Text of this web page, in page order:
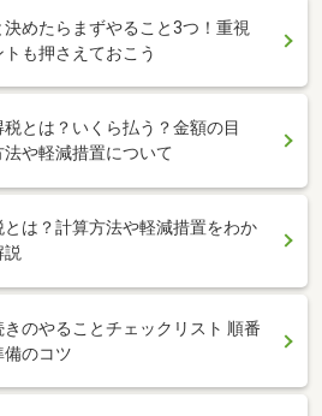
めたらまずやること3つ！重視
も押さえておこう
とは？いくら払う？金額の目
や軽減措置について
とは？計算方法や軽減措置をわか
説
きのやることチェックリスト 順番
のコツ